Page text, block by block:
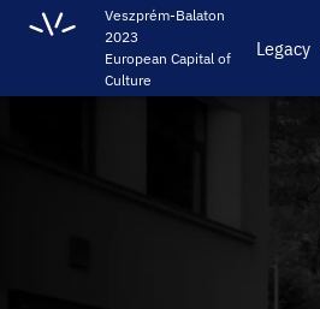
Veszprém-Balaton
2023
European Capital of
Culture
Legacy